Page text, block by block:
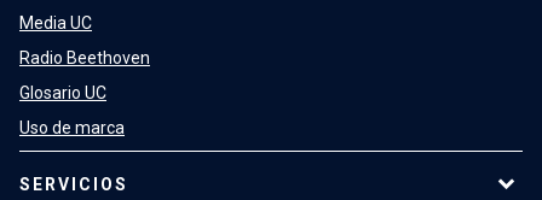
Media UC
Radio Beethoven
Glosario UC
Uso de marca
SERVICIOS